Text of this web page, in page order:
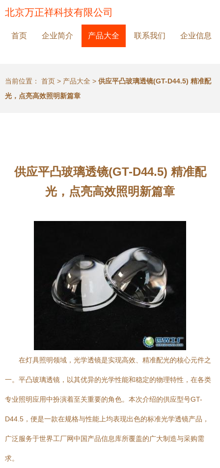
北京万正祥科技有限公司
首页 企业简介 产品大全 联系我们 企业信息
当前位置： 首页 > 产品大全 > 供应平凸玻璃透镜(GT-D44.5) 精准配
光，点亮高效照明新篇章
供应平凸玻璃透镜(GT-D44.5) 精准配
光，点亮高效照明新篇章
在灯具照明领域，光学透镜是实现高效、精准配光的核心元件之
一。平凸玻璃透镜，以其优异的光学性能和稳定的物理特性，在各类
专业照明应用中扮演着至关重要的角色。本次介绍的供应型号GT-
D44.5，便是一款在规格与性能上均表现出色的标准光学透镜产品，
广泛服务于世界工厂网中国产品信息库所覆盖的广大制造与采购需
求。